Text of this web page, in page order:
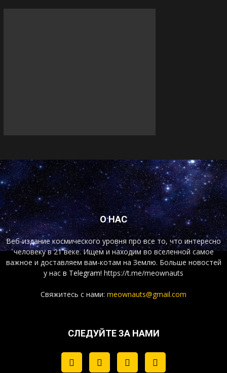
О НАС
Веб-издание космического уровня про все то, что интересно
человеку в 21 веке. Ищем и находим во вселенной самое
важное и доставляем вам-котам на Землю. Больше новостей
у нас в Telegram! https://t.me/meownauts
Свяжитесь с нами: meownauts@gmail.com
СЛЕДУЙТЕ ЗА НАМИ